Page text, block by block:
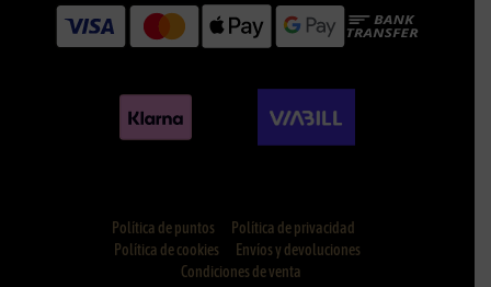
Política de puntos
Política de privacidad
Política de cookies
Envíos y devoluciones
Condiciones de venta